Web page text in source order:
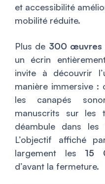
et accessibilité
mobilité réduite.
Plus de 300 œuvres
un écrin
invite à découvrir
manière immersive :
les canapés
manuscrits sur les
déambule dans
L’objectif affiché
largement les 15
d’avant la fermeture.